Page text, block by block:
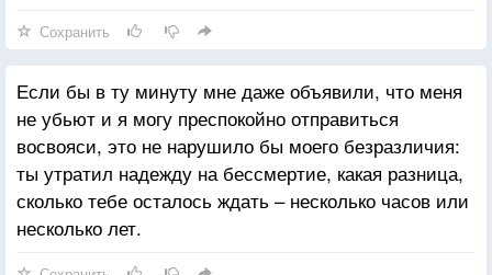
Сохранить
Если бы в ту минуту мне даже объявили, что меня
не убьют и я могу преспокойно отправиться
восвояси, это не нарушило бы моего безразличия:
ты утратил надежду на бессмертие, какая разница,
сколько тебе осталось ждать – несколько часов или
несколько лет.